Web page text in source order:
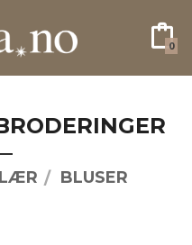
0
BLUSER